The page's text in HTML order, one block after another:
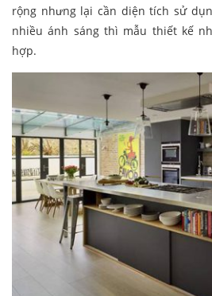
rộng nhưng lại cần diện tích sử
nhiều ánh sáng thì mẫu thiết kế
hợp.